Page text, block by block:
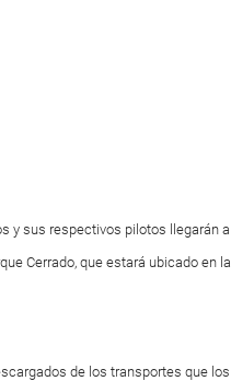
y sus respectivos pilotos llegarán
Cerrado, que estará ubicado en
de los transportes que